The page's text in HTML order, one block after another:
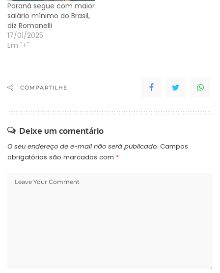
Paraná segue com maior
salário mínimo do Brasil,
diz Romanelli
17/01/2025
Em "+"
COMPARTILHE
Deixe um comentário
O seu endereço de e-mail não será publicado. Campos
obrigatórios são marcados com *